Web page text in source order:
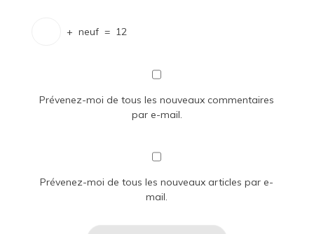
+ neuf = 12
Prévenez-moi de tous les nouveaux commentaires
par e-mail.
Prévenez-moi de tous les nouveaux articles par e-
mail.